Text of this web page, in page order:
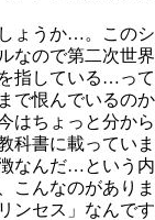
ょうか…。このシ
なので第二次世界
指している…って
で恨んでいるのか
はちょっと分から
科書に載っていま
なんだ…という内
こんなのがありま
ンセス」なんです